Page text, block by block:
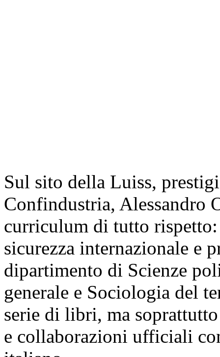
Sul sito della Luiss,
Confindustria, Alessandro
curriculum di tutto
sicurezza internazionale e
dipartimento di Scienze
generale e Sociologia del
serie di libri, ma
e collaborazioni ufficiali